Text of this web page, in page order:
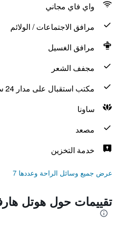
واي فاي مجاني
مرافق الاجتماعات / الولائم
مرافق الغسيل
مجفف الشعر
مكتب استقبال على مدار 24 ساعة
ساونا
مصعد
خدمة التخزين
عرض جميع وسائل الراحة وعددها 7
تقييمات حول هوتل